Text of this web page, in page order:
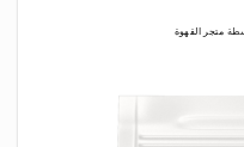
متجر القهوة